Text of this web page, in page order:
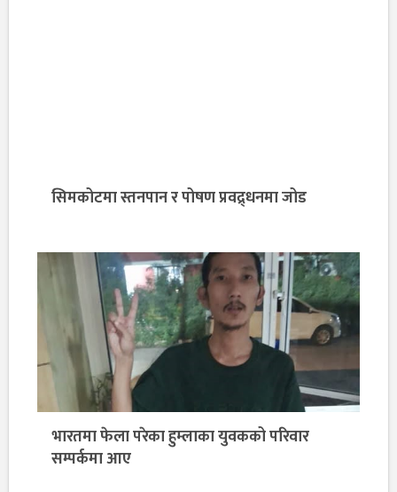
सिमकोटमा स्तनपान र पोषण प्रवद्र्धनमा जोड
भारतमा फेला परेका हुम्लाका युवकको परिवार
सम्पर्कमा आए